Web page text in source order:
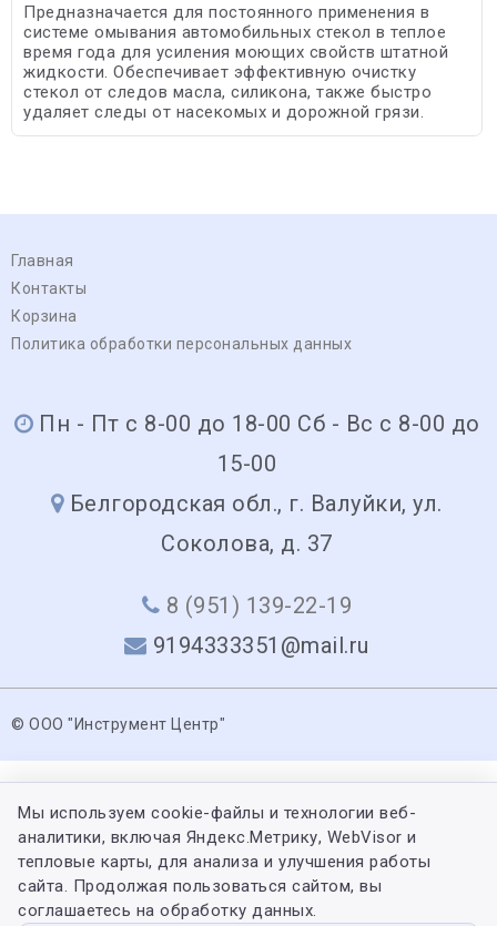
Предназначается для постоянного применения в
системе омывания автомобильных стекол в теплое
время года для усиления моющих свойств штатной
жидкости. Обеспечивает эффективную очистку
стекол от следов масла, силикона, также быстро
удаляет следы от насекомых и дорожной грязи.
Главная
Контакты
Корзина
Политика обработки персональных данных
Пн - Пт с 8-00 до 18-00 Сб - Вс с 8-00 до
15-00
Белгородская обл., г. Валуйки, ул.
Соколова, д. 37
8 (951) 139-22-19
9194333351@mail.ru
© ООО "Инструмент Центр"
Мы используем cookie-файлы и технологии веб-
аналитики, включая Яндекс.Метрику, WebVisor и
тепловые карты, для анализа и улучшения работы
сайта. Продолжая пользоваться сайтом, вы
соглашаетесь на обработку данных.